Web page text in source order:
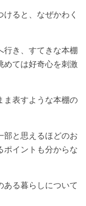
ると、なぜかわく
行き、すてきな本棚
めては好奇心を刺激
ま表すような本棚の
部と思えるほどのお
ポイントも分からな
ある暮らしについて